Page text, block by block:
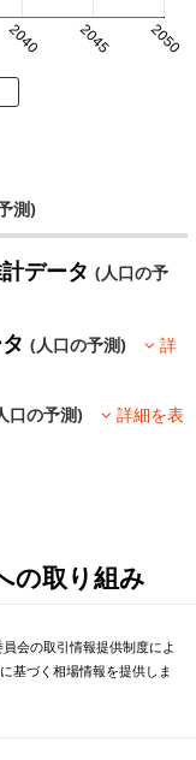
2040 2045 2050
測)
計データ(人口の予
タ(人口の予測)
詳
口の予測)
詳細を表
の取り組み
会の取引情報提供制度によ
基づく相場情報を提供しま